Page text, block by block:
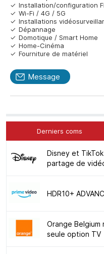
Installation/configuration
Wi-Fi / 4G / 5G
Installations
Dépannage
Domotique / Smart Home
Home-Cinéma
Fourniture de matériel
Message
Derniers coms
Disney et
partage de
HDR10+
Orange
seule option TV